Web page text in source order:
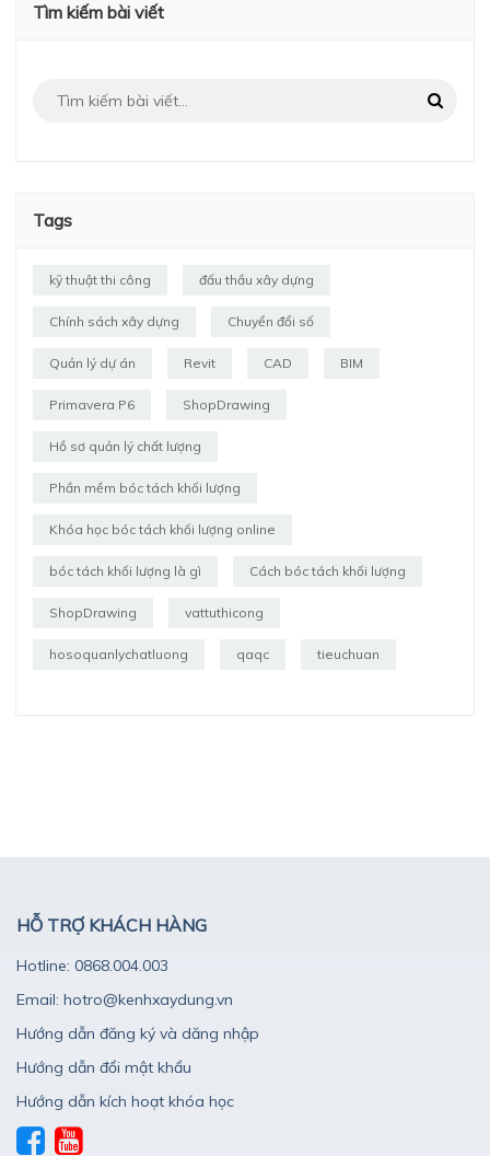
Tìm kiếm bài viết
Tags
kỹ thuật thi công đấu thầu xây dựng
Chính sách xây dựng Chuyển đổi số
Quản lý dự án Revit CAD BIM
Primavera P6 ShopDrawing
Hồ sơ quản lý chất lượng
Phần mềm bóc tách khối lượng
Khóa học bóc tách khối lượng online
bóc tách khối lượng là gì Cách bóc tách khối lượng
ShopDrawing vattuthicong
hosoquanlychatluong qaqc tieuchuan
HỖ TRỢ KHÁCH HÀNG
Hotline: 0868.004.003
Email: hotro@kenhxaydung.vn
Hướng dẫn đăng ký và dăng nhập
Hướng dẫn đổi mật khẩu
Hướng dẫn kích hoạt khóa học